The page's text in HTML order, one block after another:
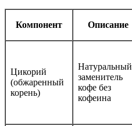
Компонент Описание
Цикорий
(обжаренный
корень)
Натуральный
заменитель
кофе без
кофеина